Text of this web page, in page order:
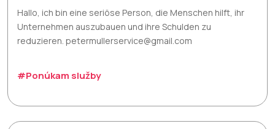
Hallo, ich bin eine seriöse Person, die Menschen hilft, ihr
Unternehmen auszubauen und ihre Schulden zu
reduzieren. petermullerservice@gmail.com
#Ponúkam služby